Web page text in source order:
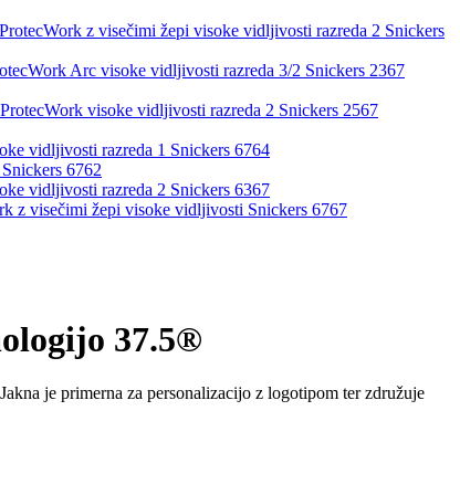
z visečimi žepi visoke vidljivosti razreda 2 Snickers
Arc visoke vidljivosti razreda 3/2 Snickers 2367
visoke vidljivosti razreda 2 Snickers 2567
vidljivosti razreda 1 Snickers 6764
6762
vidljivosti razreda 2 Snickers 6367
z visečimi žepi visoke vidljivosti Snickers 6767
37.5®
je primerna za personalizacijo z logotipom ter združuje